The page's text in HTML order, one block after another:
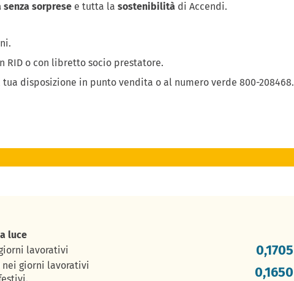
sorprese e tutta la sostenibilità di Accendi.
RID o con libretto socio prestatore.
disposizione in punto vendita o al numero verde 800-208468.
luce
lavorativi 0,1705
nei giorni lavorativi
0,1650